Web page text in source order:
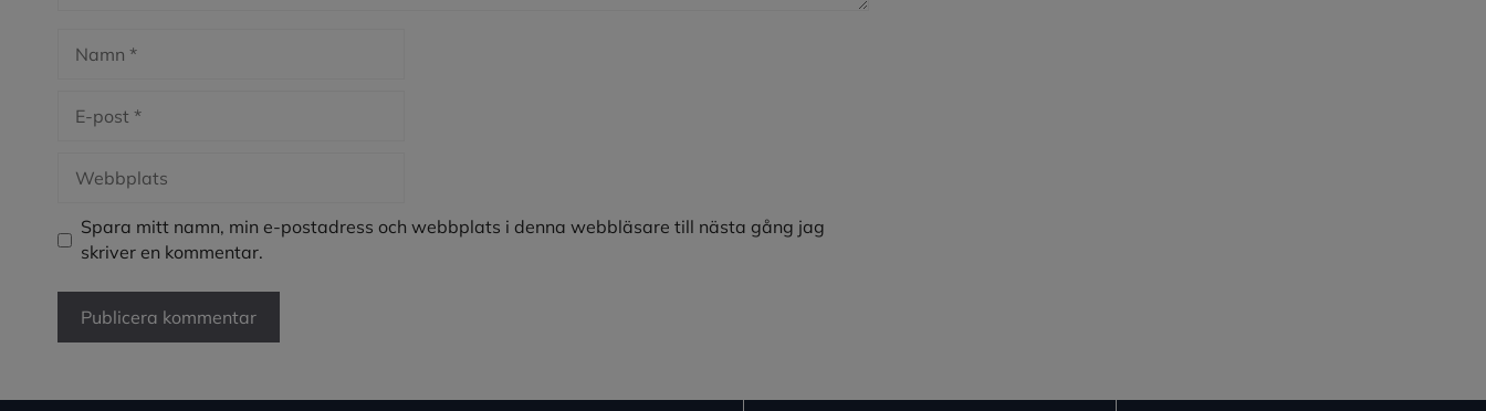
post
Spara mitt namn, min e-postadress och webbplats i denna webbläsare till nästa gång jag
skriver en kommentar.